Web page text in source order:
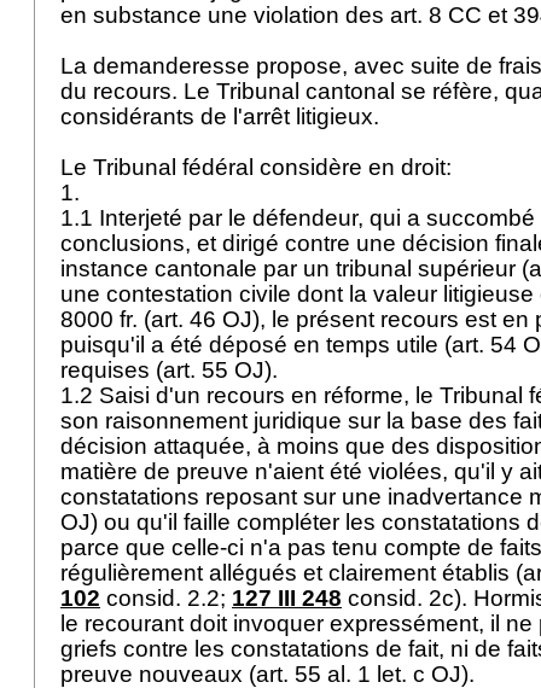
en substance une violation des art. 8 CC et
La demanderesse propose, avec suite de
du recours. Le Tribunal cantonal se réfère,
considérants de l'arrêt litigieux.
Le Tribunal fédéral considère en droit:
1.
1.1 Interjeté par le défendeur, qui a
conclusions, et dirigé contre une décision
instance cantonale par un tribunal supérieur (
une contestation civile dont la valeur
8000 fr. (art. 46 OJ), le présent recours est en
puisqu'il a été déposé en temps utile (art. 54
requises (art. 55 OJ).
1.2 Saisi d'un recours en réforme, le Tribunal
son raisonnement juridique sur la base des
décision attaquée, à moins que des
matière de preuve n'aient été violées, qu'il y
constatations reposant sur une inadvertance
OJ) ou qu'il faille compléter les constatations
parce que celle-ci n'a pas tenu compte de
régulièrement allégués et clairement établis (
102 consid. 2.2; 127 III 248 consid. 2c).
le recourant doit invoquer expressément, il
griefs contre les constatations de fait, ni de
preuve nouveaux (art. 55 al. 1 let. c OJ).